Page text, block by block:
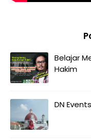
Belajar
Hakim
DN